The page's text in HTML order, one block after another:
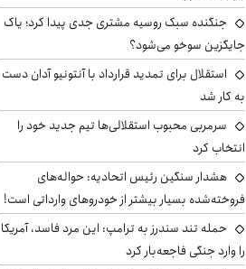
جنگنده سبک روسیه مشتری جدی پیدا کرد؛ یاک
جایگزین سوخو می‌شود؟
استقلال برای تمدید قرارداد با آنتونیو آدان دست
به کار شد
سرمربی محبوب استقلالی‌ها تیم جدید خود را
انتخاب کرد
هشدار سنگین رئیس اتحادیه: حواله‌های
فروخته‌شده بسیار بیشتر از خودروهای وارداتی است!
حمله تند سندرز به ترامپ: این مرد فاسد، آمریکا
را وارد جنگی فاجعه‌بار کرد